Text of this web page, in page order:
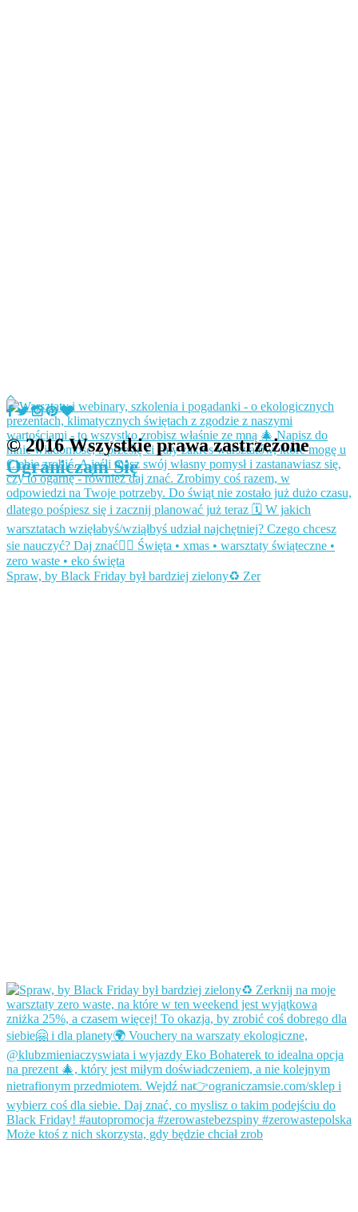
Spraw, by Black Friday był bardziej zielony♻️ Zer
Może ktoś z nich skorzysta, gdy będzie chciał zrob
© 2016 Wszystkie prawa zastrzeżone
Ograniczam Się